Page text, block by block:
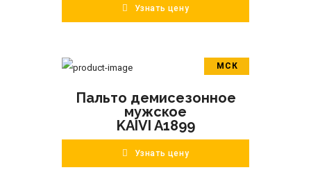
Узнать цену
МСК
ПОДРОБНЕЕ
Пальто демисезонное
мужское
KAIVI A1899
Узнать цену